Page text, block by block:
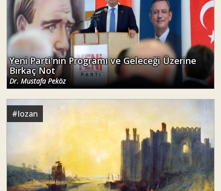
Yeni Parti'nin Programı ve Geleceği Üzerine
Birkaç Not
Dr. Mustafa Peköz
#lozan